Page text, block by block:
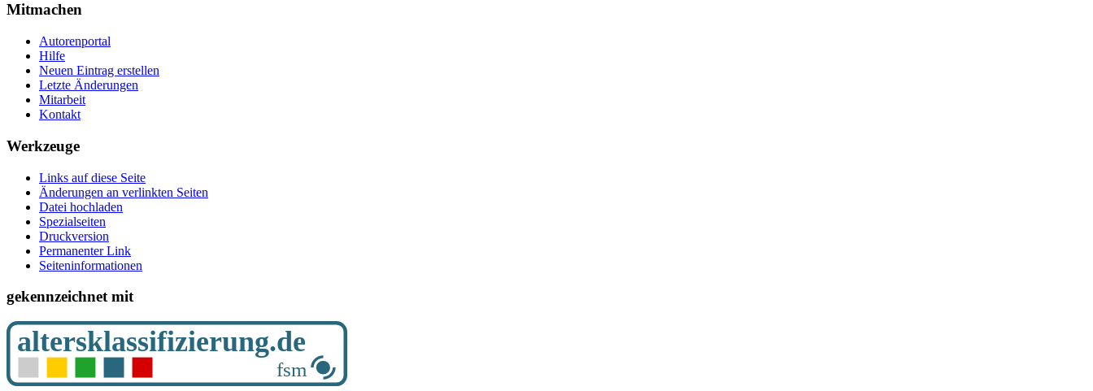
Mitmachen
Autorenportal
Hilfe
Neuen Eintrag erstellen
Letzte Änderungen
Mitarbeit
Kontakt
Werkzeuge
Links auf diese Seite
Änderungen an verlinkten Seiten
Datei hochladen
Spezialseiten
Druckversion
Permanenter Link
Seiten­­informationen
gekennzeichnet mit